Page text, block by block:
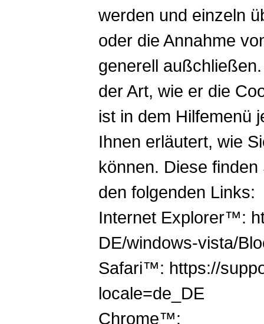
werden und einzeln
oder die Annahme
generell
der Art, wie er die
ist in dem Hilfemenü
Ihnen erläutert, wie
können. Diese
den folgenden Links:
Internet Explorer™:
DE/windows-vista/
Safari™: https://
locale=de_DE
Chrome™: